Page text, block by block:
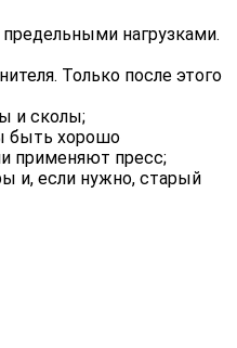
нагрузками.
Только после этого
и сколы;
быть хорошо
применяют пресс;
и, если нужно, старый